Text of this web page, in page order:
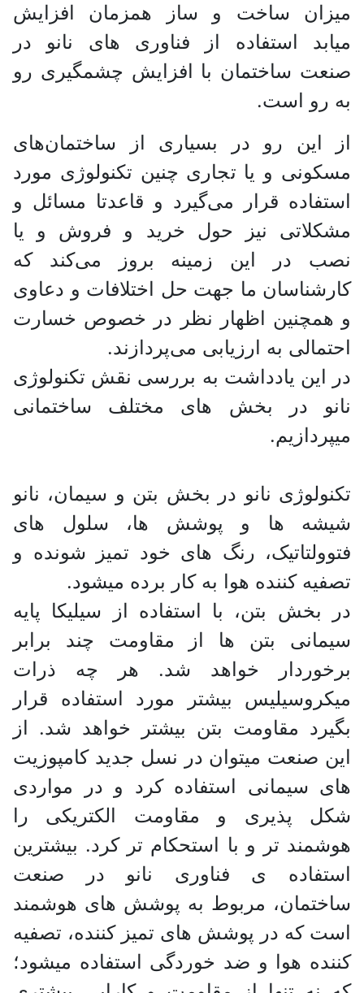
میزان ساخت و ساز همزمان افزایش
میابد استفاده از فناوری های نانو در
صنعت ساختمان با افزایش چشمگیری رو
به رو است.
از این رو در بسیاری از ساختمان‌های
مسکونی و یا تجاری چنین تکنولوژی مورد
استفاده قرار می‌گیرد و قاعدتا مسائل و
مشکلاتی نیز حول خرید و فروش و یا
نصب در این زمینه بروز می‌کند که
کارشناسان ما جهت حل اختلافات و دعاوی
و همچنین اظهار نظر در خصوص خسارت
احتمالی به ارزیابی می‌پردازند.
در این یادداشت به بررسی نقش تکنولوژی
نانو در بخش های مختلف ساختمانی
میپردازیم.
تکنولوژی نانو در بخش بتن و سیمان، نانو
شیشه ها و پوشش ها، سلول های
فتوولتاتیک، رنگ های خود تمیز شونده و
تصفیه کننده هوا به کار برده میشود.
در بخش بتن، با استفاده از سیلیکا پایه
سیمانی بتن ها از مقاومت چند برابر
برخوردار خواهد شد. هر چه ذرات
میکروسیلیس بیشتر مورد استفاده قرار
بگیرد مقاومت بتن بیشتر خواهد شد. از
این صنعت میتوان در نسل جدید کامپوزیت
های سیمانی استفاده کرد و در مواردی
شکل پذیری و مقاومت الکتریکی را
هوشمند تر و با استحکام تر کرد. بیشترین
استفاده ی فناوری نانو در صنعت
ساختمان، مربوط به پوشش های هوشمند
است که در پوشش های تمیز کننده، تصفیه
کننده هوا و ضد خوردگی استفاده میشود؛